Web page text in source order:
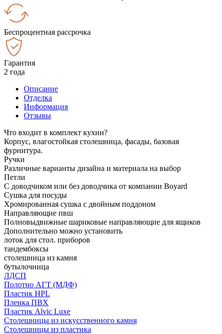
Беспроцентная рассрочка
Гарантия
2 года
Описание
Отделка
Информация
Отзывы
Что входит в комплект кухни?
Корпус, влагостойкая столешница, фасады, базовая
фурнитура.
Ручки
Различные варианты дизайна и материала на выбор
Петли
С доводчиком или без доводчика от компании Boyard
Сушка для посуды
Хромированная сушка с двойным поддоном
Направляющие пвш
Полновыдвижные шариковые направляющие для ящиков
Дополнительно можно установить
лоток для стол. приборов
тандембоксы
столешница из камня
бутылочница
ЛДСП
Полотно АГТ (МДФ)
Пластик HPL
Пленка ПВХ
Пластик Alvic Luxe
Столешницы из искусственного камня
Столешницы из пластика